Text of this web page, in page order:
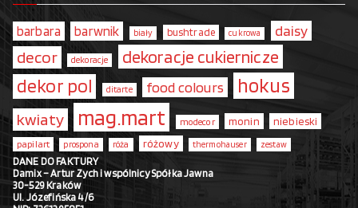
barbara barwnik biały bushtrade cukrowa daisy
decor dekoracje dekoracje cukiernicze
dekor pol ditarte food colours hokus
kwiaty mag.mart modecor monin niebieski
papilart prospona róża różowy thermohauser zestaw
DANE DO FAKTURY
Damix – Artur Zych i wspólnicy Spółka Jawna
30-529 Kraków
Ul. Józefińska 4/6